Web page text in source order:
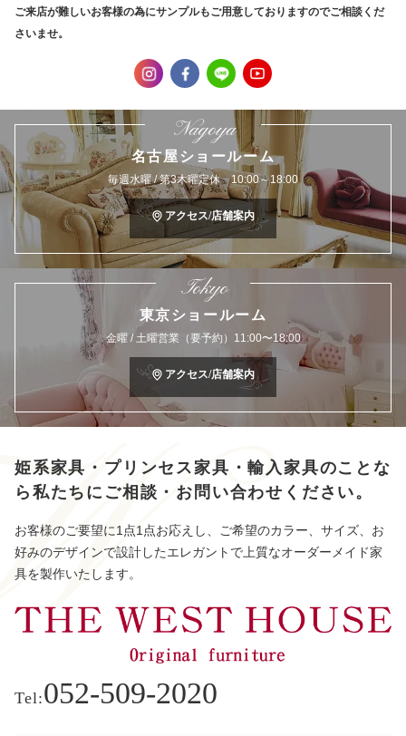
ご来店が難しいお客様の為にサンプルもご用意しておりますのでご相談くだ
さいませ。
Nagoya
名古屋ショールーム
毎週水曜 / 第3木曜定休 10:00～18:00
アクセス/店舗案内
Tokyo
東京ショールーム
金曜 / 土曜営業（要予約）11:00〜18:00
アクセス/店舗案内
姫系家具・プリンセス家具・輸入家具のことな
ら 私たちにご相談・お問い合わせください。
お客様のご要望に1点1点お応えし、ご希望のカラー、サイズ、お
好みのデザインで設計したエレガントで上質なオーダーメイド家
具を製作いたします。
Tel:052-509-2020